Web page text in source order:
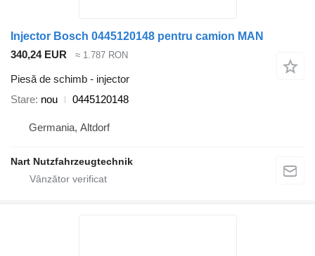
Injector Bosch 0445120148 pentru camion MAN
340,24 EUR
≈ 1.787 RON
Piesă de schimb - injector
Stare nou 0445120148
Germania, Altdorf
Nart Nutzfahrzeugtechnik